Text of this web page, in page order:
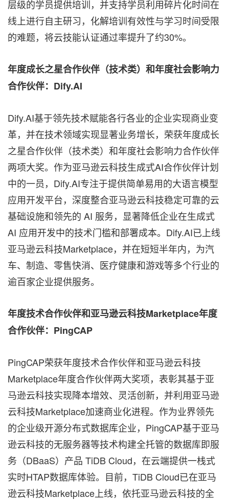
层级的学员提供培训，并支持学员利用碎片化时间在
线上进行自主研习，化解培训有效性与学习时间受限
的难题，将云技能认证通过率提升了约30%。
年度成长之星合作伙伴（技术类）和年度社会影响力
合作伙伴： Dify.AI
Dify.AI基于领先技术赋能各行各业的企业实现商业变
革，并在技术领域实现显著业务增长，荣获年度成长
之星合作伙伴（技术类）和年度社会影响力合作伙伴
两项大奖。作为亚马逊云科技生成式AI合作伙伴计划
中的一员，Dify.AI专注于提供简单易用的大语言模型
应用开发平台，深度整合亚马逊云科技稳定可靠的云
基础设施和领先的 AI 服务，显著降低企业在生成式
AI 应用开发中的技术门槛和部署成本。Dify.AI已上线
亚马逊云科技Marketplace，并在短短半年内，为汽
车、制造、零售快消、医疗健康和游戏等多个行业的
逾百家企业提供服务。
年度技术合作伙伴和亚马逊云科技Marketplace年度
合作伙伴： PingCAP
PingCAP荣获年度技术合作伙伴和亚马逊云科技
Marketplace年度合作伙伴两大奖项，表彰其基于亚
马逊云科技实现降本增效、灵活创新，并利用亚马逊
云科技Marketplace加速商业化进程。作为业界领先
的企业级开源分布式数据库企业，PingCAP基于亚马
逊云科技的无服务器等技术构建全托管的数据库即服
务（DBaaS）产品 TiDB Cloud，在云端提供一栈式
实时HTAP数据库体验。目前，TiDB Cloud已在亚马
逊云科技Marketplace上线，依托亚马逊云科技的全